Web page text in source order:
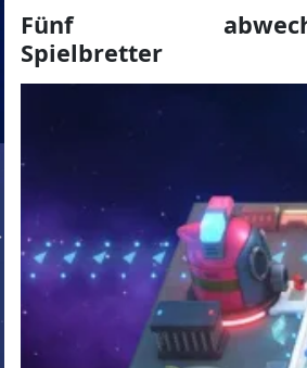
Fünf
Spielbretter